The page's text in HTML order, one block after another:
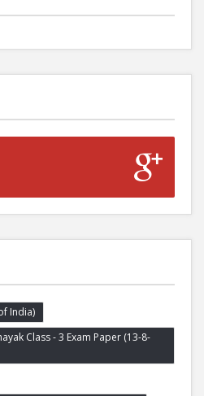
India)
Class - 3 Exam Paper (13-8-